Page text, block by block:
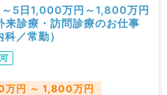
～5日1,000万円～1,800万円
診療・訪問診療のお仕事
／常勤）
万円 ～ 1,800万円